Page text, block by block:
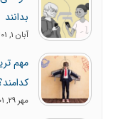
بدانند
آبان 1, 1401
مهم
مهر 29, 1401